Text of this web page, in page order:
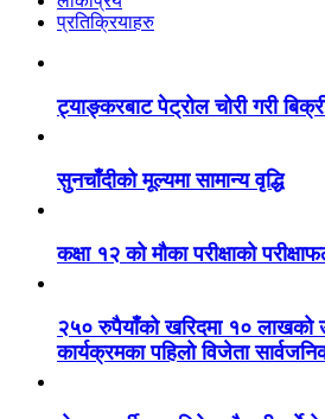
प्रतिक्रियाहरु
ट्याङ्करबाट पेट्रोल चोरी गरी
सुनचाँदीको मूल्यमा सामान्य वृद्धि
कक्षा १२ को मौका परीक्षाको
२५० रुपैयाँको खरिदमा १० लाखको
कार्यक्रमका पहिलो विजेता